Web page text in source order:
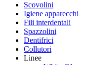
Scovolini
Igiene apparecchi
Fili interdentali
Spazzolini
Dentifrici
Collutori
Linee